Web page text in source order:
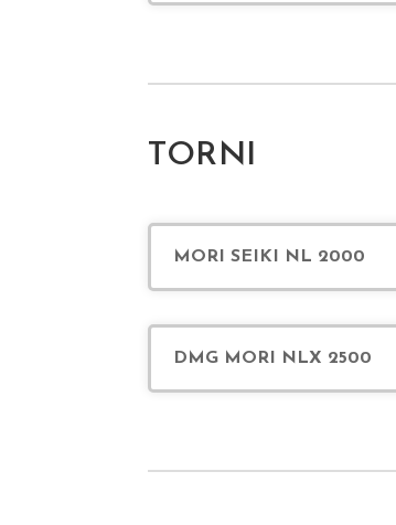
TORNI
MORI SEIKI NL 2000
DMG MORI NLX 2500